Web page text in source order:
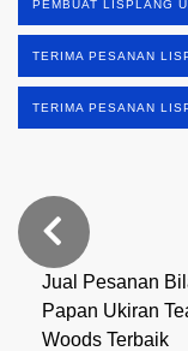
PEMBUAT LISPLANG
TERIMA PESANAN
TERIMA PESANAN
Jual Pesanan
Papan Ukiran
Woods Terbaik